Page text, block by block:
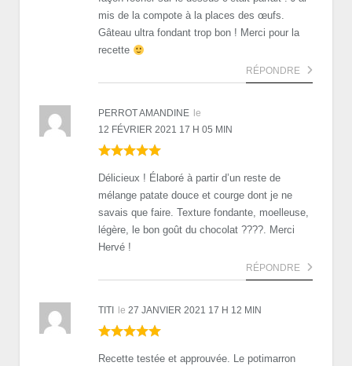
mis de la compote à la places des œufs.
Gâteau ultra fondant trop bon ! Merci pour la
recette
RÉPONDRE
PERROT AMANDINE le
12 FÉVRIER 2021 17 H 05 MIN
Délicieux ! Élaboré à partir d’un reste de
mélange patate douce et courge dont je ne
savais que faire. Texture fondante, moelleuse,
légère, le bon goût du chocolat ????. Merci
Hervé !
RÉPONDRE
TITI le 27 JANVIER 2021 17 H 12 MIN
Recette testée et approuvée. Le potimarron